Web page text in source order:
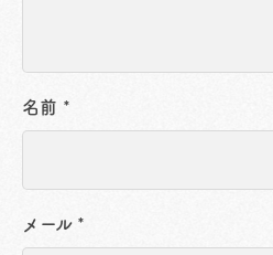
名前 *
メール *